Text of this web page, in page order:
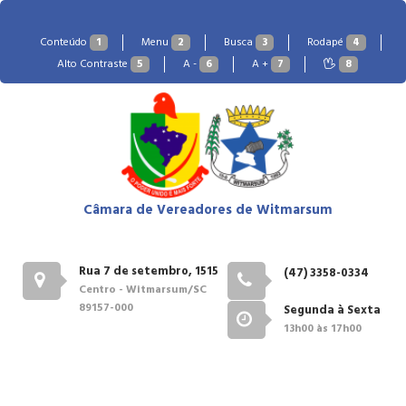
Conteúdo 1 Menu 2 Busca 3 Rodapé 4
Alto Contraste 5 A - 6 A + 7 8
Câmara de Vereadores de Witmarsum
Rua 7 de setembro, 1515
Centro - Witmarsum/SC
89157-000
(47) 3358-0334
Segunda à Sexta
13h00 às 17h00